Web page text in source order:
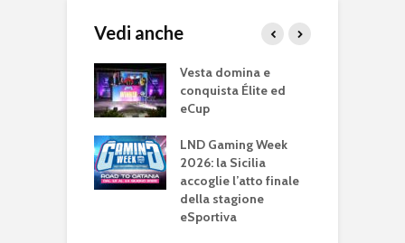
Vedi anche
Vesta domina e
conquista Élite ed
eCup
LND Gaming Week
2026: la Sicilia
accoglie l’atto finale
della stagione
eSportiva